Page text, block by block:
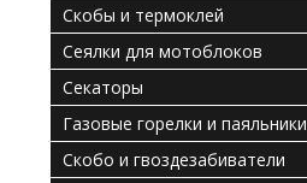
Скобы и термоклей
Сеялки для мотоблоков
Секаторы
Газовые горелки и паяльники
Скобо и гвоздезабиватели